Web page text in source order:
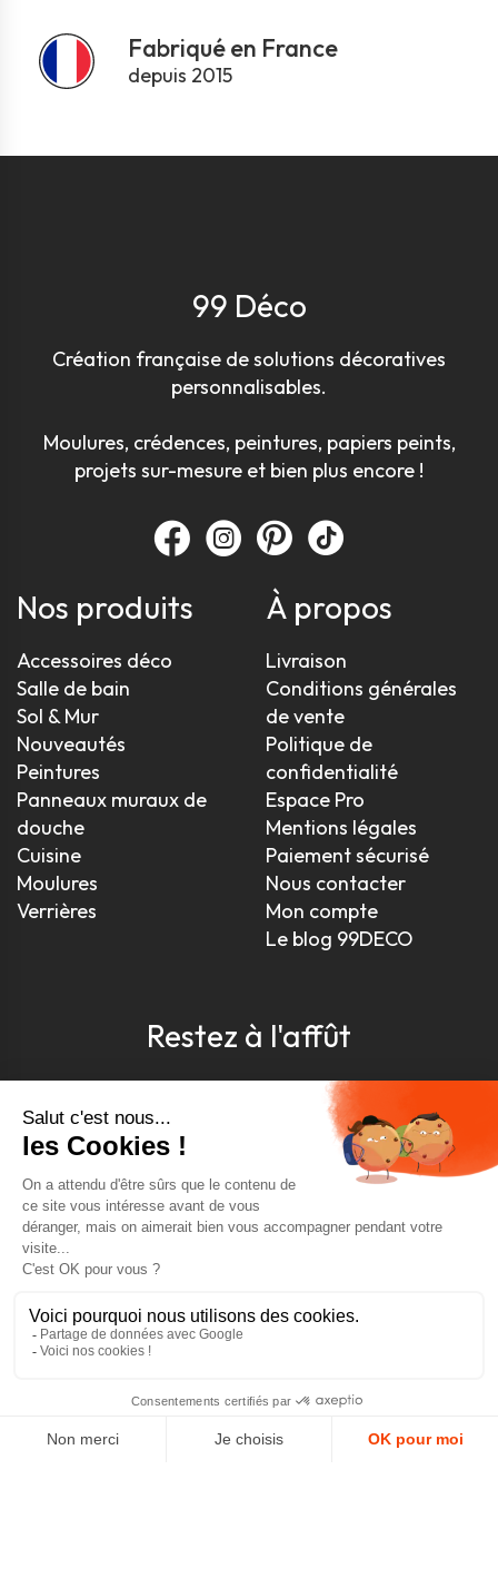
Fabriqué en France
depuis 2015
99 Déco
Création française de solutions décoratives
personnalisables.
Moulures, crédences, peintures, papiers peints,
projets sur-mesure et bien plus encore !
Nos produits
Accessoires déco
Salle de bain
Sol & Mur
Nouveautés
Peintures
Panneaux muraux de
douche
Cuisine
Moulures
Verrières
À propos
Livraison
Conditions générales
de vente
Politique de
confidentialité
Espace Pro
Mentions légales
Paiement sécurisé
Nous contacter
Mon compte
Le blog 99DECO
Restez à l'affût
Pour être toujours au courant, inscrivez-vous à
notre newsletter
J'accepte les conditions générales et la politique de
AVIS VÉRIFIÉS